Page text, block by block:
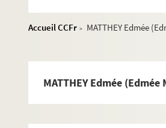
Accueil CCFr >
MATTHEY Edmée
MATTHEY Edmée